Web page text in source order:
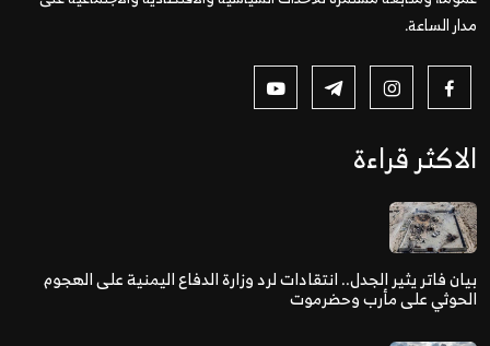
مدار الساعة.
الاكثر قراءة
بيان فاتر يثير الجدل.. انتقادات لرد وزارة الدفاع اليمنية على الهجوم
الحوثي على مأرب وحضرموت